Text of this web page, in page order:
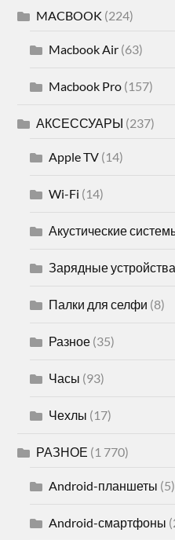
MACBOOK (224)
Macbook Air (63)
Macbook Pro (157)
АКСЕССУАРЫ (237)
Apple TV (14)
Wi-Fi (14)
Акустические
Зарядные устройства
Палки для селфи (8)
Разное (35)
Часы (93)
Чехлы (17)
РАЗНОЕ (1 770)
Android-планшеты (5)
Android-смартфоны